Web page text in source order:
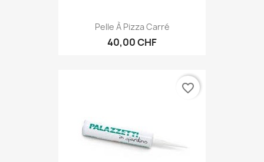
Pelle À Pizza Carré
40,00 CHF
favorite_border